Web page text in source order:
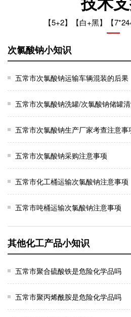
【5+2】【白+黑】【
次氯酸钠小知识
五常市次氯酸钠运输车辆混装的后果
五常市次氯酸钠洗罐/次氯酸钠储罐
五常市次氯酸钠生产厂家考查注意事
五常市次氯酸钠采购注意事项
五常市化工桶运输次氯酸钠注意事项
五常市吨桶运输次氯酸钠注意事项
其他化工产品小知识
五常市聚合硫酸铁是危险化学品吗
五常市聚丙烯酰胺是危险化学品吗